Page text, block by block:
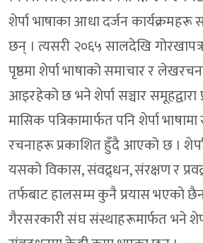
शेर्पा भाषाका आधा दर्जन
छन् । त्यसरी २०६५ सालदेखि
पृष्ठमा शेर्पा भाषाको समाचार र
आइरहेको छ भने शेर्पा सञ्चार समूहद्वारा
मासिक पत्रिकामार्फत पनि शेर्पा
रचनाहरू प्रकाशित हुँदै आएको छ ।
यसको विकास, संवद्र्धन, संरक्षण र
तर्फबाट हालसम्म कुनै प्रयास भएको
गैरसरकारी संघ संस्थाहरूमार्फत भने